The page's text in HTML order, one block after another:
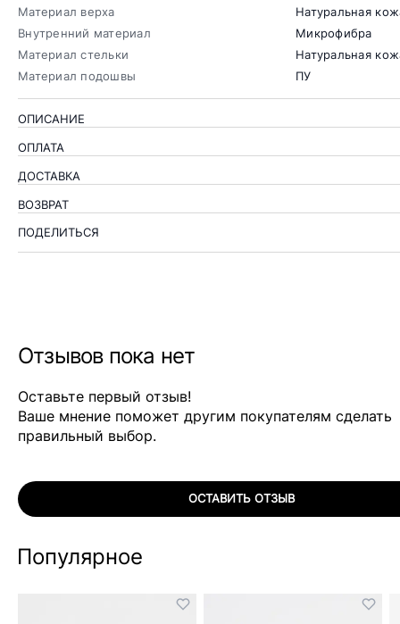
Материал верха
Натуральная
Внутренний материал
Микрофибра
Материал стельки
Натуральная
Материал подошвы
ПУ
ОПИСАНИЕ
ОПЛАТА
ДОСТАВКА
ВОЗВРАТ
ПОДЕЛИТЬСЯ
Отзывов пока нет
Оставьте первый отзыв!
Ваше мнение поможет другим покупателям сделать
правильный выбор.
ОСТАВИТЬ ОТЗЫВ
Популярное